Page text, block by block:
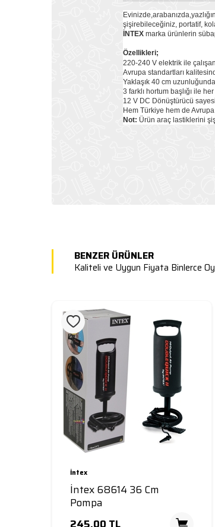
şişirebileceğiniz, portatif,
İNTEX marka ürünlerin
Özellikleri;
220-240 V elektrik ile
Avrupa standartları
Yaklaşık 40 cm
3 farklı hortum başlığı ile
12 V DC Dönüştürücü
Hem Türkiye hem de
Not: Ürün araç lastiklerini
BENZER ÜRÜNLER
Kaliteli ve Uygun Fiyata Binlerce
İntex
İntex 68614 36 Cm
Pompa
245,00 TL